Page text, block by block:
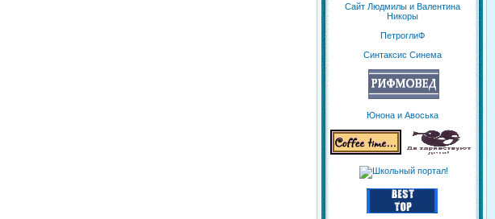
Сайт Людмилы и Валентина
Никоры
ПетроглиФ
Синтаксис Синема
Юнона и Авоська